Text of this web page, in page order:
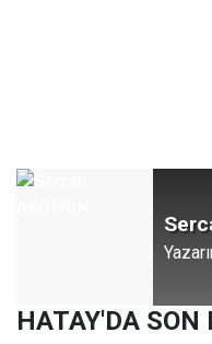
HATAY'DA SON